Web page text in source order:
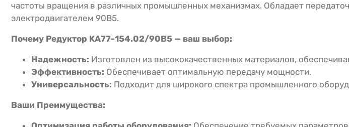
частоты вращения в различных промышленных механизмах. Обладает
электродвигателем 90В5.
Почему Редуктор KA77-154.02/90В5 — ваш выбор:
Надежность: Изготовлен из высококачественных материалов,
Эффективность: Обеспечивает оптимальную передачу мощности.
Универсальность: Подходит для широкого спектра промышленного
Ваши Преимущества: